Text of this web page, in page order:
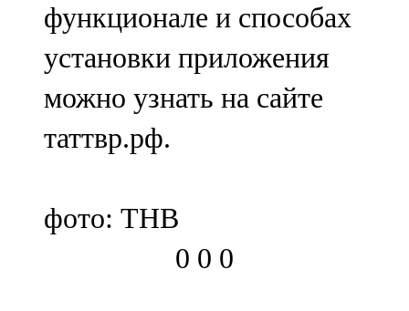
функционале и способах
установки приложения
можно узнать на сайте
таттвр.рф.
фото: ТНВ
0 0 0